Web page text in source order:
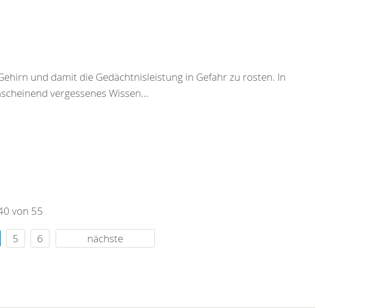
und damit die Gedächtnisleistung in Gefahr zu rosten. In
vergessenes Wissen...
von 55
5 6 nächste